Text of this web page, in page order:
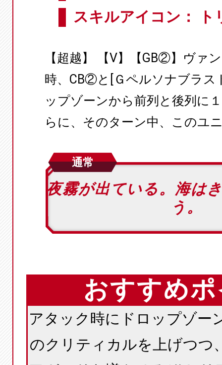
スキルアイコン： ト
【超越】 【V】【GB②】ヴァ
時、CB②と[Ｇペルソナブラス
ップゾーンから前列と後列に
らに、そのターン中、このユ
通常
夜霧が出ている。海は
う。
おすすめ
アタック時にドロップゾー
のクリティカルを上げつつ